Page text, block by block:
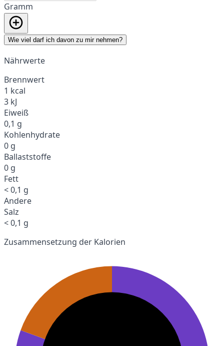
Gramm
Wie viel darf ich davon zu mir nehmen?
Nährwerte
Brennwert
1 kcal
3 kJ
Eiweiß
0,1 g
Kohlenhydrate
0 g
Ballaststoffe
0 g
Fett
< 0,1 g
Andere
Salz
< 0,1 g
Zusammensetzung der Kalorien